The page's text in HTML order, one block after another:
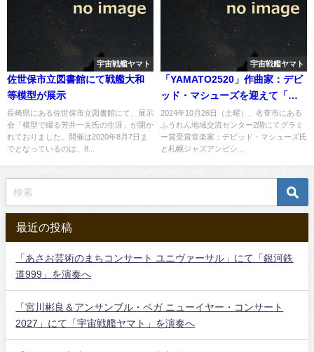
宇宙戦艦ヤマト
佐世保市立図書館にて戦艦大和
等模型が展示
長崎県にある佐世保市立図書館にて、展示
会「模型で綴る芳井一夫氏の生涯」が開か
れておりました。開催は2020年8月7日ま
でとなっているのは、8...
宇宙戦艦ヤマト
「YAMATO2520」作曲家：デビ
ッド・マシューズを迎えて「札
幌ジャズアンビシャス風連公
演」開催
2024年10月26日（土曜）、名寄市にある
ふうれん地域交流センター2階にてグラミ
ー賞受賞音楽家：デビッド・マシューズ氏
と札幌ジャズアンビシ...
最近の投稿
「あさお芸術のまちコンサート ユニヴァーサル」にて「銀河鉄
道999」を演奏へ
「宮川彬良＆アンサンブル・ベガ ニューイヤー・コンサート
2027」にて「宇宙戦艦ヤマト」を演奏へ